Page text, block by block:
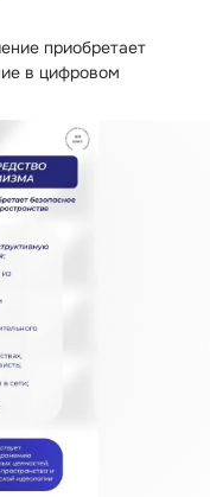
приобретает
в цифровом